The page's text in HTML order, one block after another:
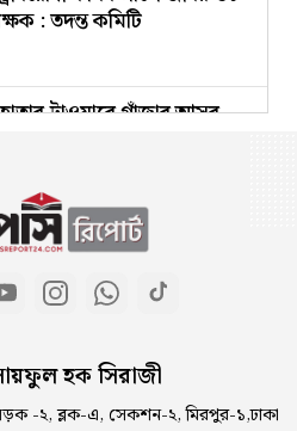
: তদন্ত কমিটি
টাওয়ারে গাঁজার আসর,
‘জুলাই
দিবস’ উপলক্ষে
সভা
শিক্ষকের সংশ্লিষ্টতা
হক সিরাজী
-২, ব্লক-এ, সেকশন-২, মিরপুর-১,ঢাকা